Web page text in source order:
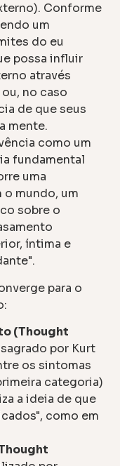
Conforme
um
do eu
possa influir
através
no caso
de que seus
mente.
como um
fundamental
uma
o mundo, um
sobre o
íntima e
para o
(Thought
por Kurt
os sintomas
categoria)
a ideia de que
como em